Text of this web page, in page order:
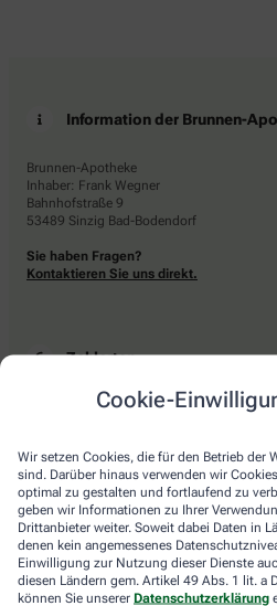
Cookie-
Wir setzen Cookies, die für den Betrieb der
sind. Darüber hinaus verwenden wir
optimal zu gestalten und fortlaufend zu
geben wir Informationen zu Ihrer
Drittanbieter weiter. Soweit dabei Daten in
denen kein angemessenes
Einwilligung zur Nutzung dieser Dienste
diesen Ländern gem. Artikel 49 Abs. 1 lit. a
können Sie unserer Datenschutzerklärung
Information der Brunnen-
Brunnen-Apotheke
Inhaber: Frank Wegner
Bahnhofstraße 9
53489 Sinzig Bad-Bodendorf
Sie haben Fragen?
Kontaktieren Sie uns direkt.
Zahlarten
Bar oder mit einer anderen akzeptierten
Lieferarten
Abholung in der Apotheke
Botendienstlieferung